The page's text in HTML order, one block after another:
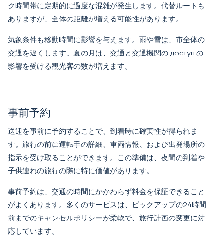
ク時間帯に定期的に過度な混雑が発生します。代替ルートも
ありますが、全体の距離が増える可能性があります。
気象条件も移動時間に影響を与えます。雨や雪は、市全体の
交通を遅くします。夏の月は、交通と交通機関の доступ の
影響を受ける観光客の数が増えます。
事前予約
送迎を事前に予約することで、到着時に確実性が得られま
す。旅行の前に運転手の詳細、車両情報、および出発場所の
指示を受け取ることができます。この準備は、夜間の到着や
子供連れの旅行の際に特に価値があります。
事前予約は、交通の時間にかかわらず料金を保証できること
がよくあります。多くのサービスは、ピックアップの24時間
前までのキャンセルポリシーが柔軟で、旅行計画の変更に対
応しています。